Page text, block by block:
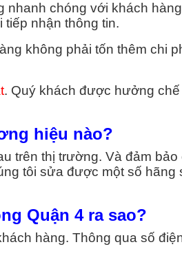
nhanh chóng với khách
nhận thông tin.
không phải tốn thêm chi
. Quý khách được hưởng chế
hiệu nào?
trên thị trường. Và đảm bảo
tôi sửa được một số hãng
Quận 4 ra sao?
hàng. Thông qua số